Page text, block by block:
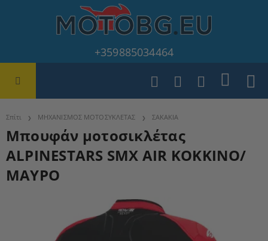
+359885034464
Σπίτι ΜΗΧΑΝΙΣΜΟΣ ΜΟΤΟΣΥΚΛΕΤΑΣ ΣΑΚΑΚΙΑ
Μπουφάν μοτοσικλέτας
ALPINESTARS SMX AIR ΚΟΚΚΙΝΟ/
ΜΑΥΡΟ